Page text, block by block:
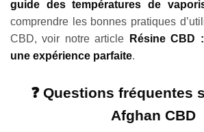
guide des températures de
comprendre les bonnes pratiques
CBD, voir notre article
Résine CBD
une expérience parfaite.
❓ Questions fréquentes
Afghan CBD